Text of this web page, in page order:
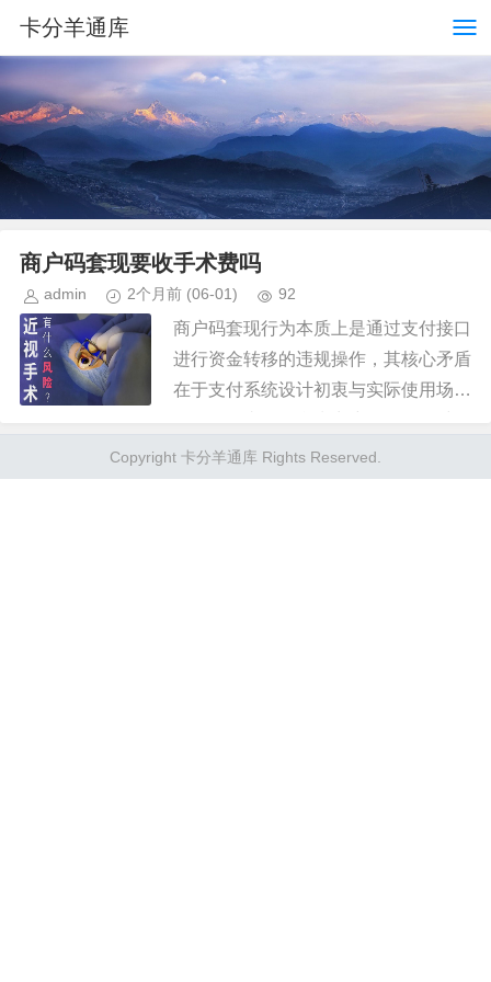
卡分羊通库
商户码套现要收手术费吗
admin 2个月前 (06-01) 92
商户码套现行为本质上是通过支付接口
进行资金转移的违规操作，其核心矛盾
在于支付系统设计初衷与实际使用场景
主要用于商品或服务交易，但被部分用
户用于提取现金或转移资金，这种...
Copyright 卡分羊通库 Rights Reserved.